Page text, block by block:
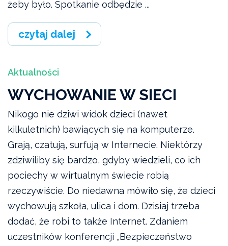
żeby było. Spotkanie odbędzie ...
czytaj dalej
Aktualności
WYCHOWANIE W SIECI
Nikogo nie dziwi widok dzieci (nawet
kilkuletnich) bawiących się na komputerze.
Grają, czatują, surfują w Internecie. Niektórzy
zdziwiliby się bardzo, gdyby wiedzieli, co ich
pociechy w wirtualnym świecie robią
rzeczywiście. Do niedawna mówiło się, że dzieci
wychowują szkoła, ulica i dom. Dzisiaj trzeba
dodać, że robi to także Internet. Zdaniem
uczestników konferencji „Bezpieczeństwo